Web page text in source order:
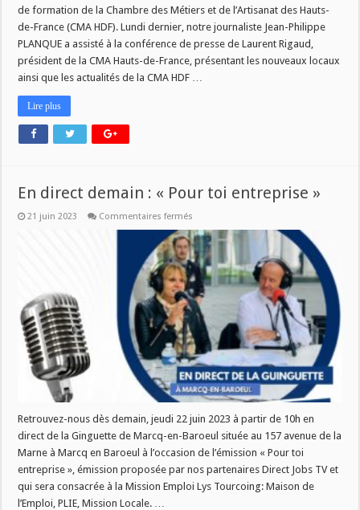
de formation de la Chambre des Métiers et de l’Artisanat des Hauts-
de-France (CMA HDF). Lundi dernier, notre journaliste Jean-Philippe
PLANQUE a assisté à la conférence de presse de Laurent Rigaud,
président de la CMA Hauts-de-France, présentant les nouveaux locaux
ainsi que les actualités de la CMA HDF …
Lire plus
En direct demain : « Pour toi entreprise »
21 juin 2023 Commentaires fermés
direct
demain
:
« Pour
toi
entreprise »
Retrouvez-nous dès demain, jeudi 22 juin 2023 à partir de 10h en
direct de la Ginguette de Marcq-en-Baroeul située au 157 avenue de la
Marne à Marcq en Baroeul à l’occasion de l’émission « Pour toi
entreprise », émission proposée par nos partenaires Direct Jobs TV et
qui sera consacrée à la Mission Emploi Lys Tourcoing: Maison de
l’Emploi, PLIE, Mission Locale. …